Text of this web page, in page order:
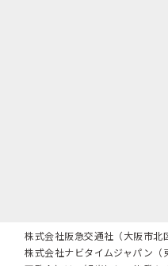
株式会社阪急交通社（大阪市北
株式会社ナビタイムジャパン